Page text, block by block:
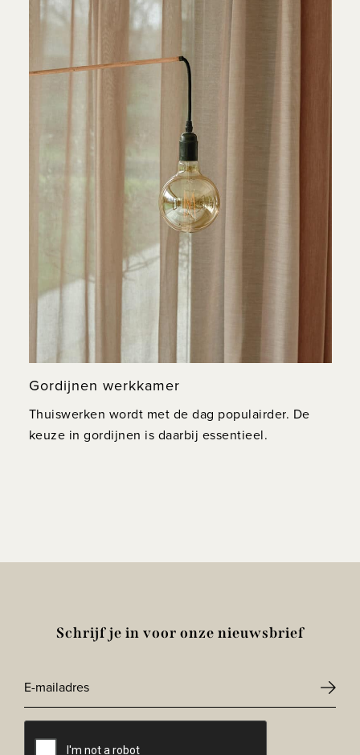
Gordijnen werkkamer
Thuiswerken wordt met de dag populairder. De
keuze in gordijnen is daarbij essentieel.
Schrijf je in voor onze nieuwsbrief
mailadres